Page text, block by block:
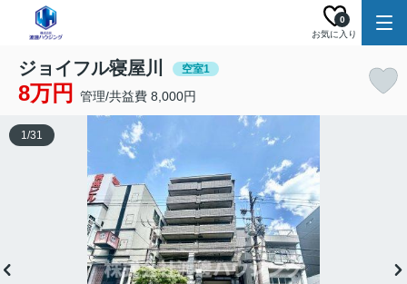
お気に入り
0
ジョイフル寝屋川 空室1
8万円 管理/共益費 8,000円
1/31